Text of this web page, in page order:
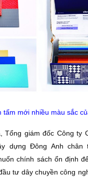
tấm mới nhiều màu sắc
Tổng giám đốc Công ty
dựng Đông Anh chân
chính sách ổn định
tư dây chuyền công